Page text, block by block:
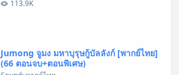
113.9K
Jumong จูมง มหาบุรุษกู้บัลลังก์ [พากย์ไทย]
(66 ตอนจบ+ตอนพิเศษ)